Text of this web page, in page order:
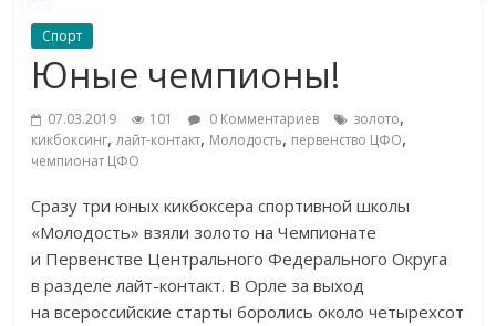
Спорт
Юные чемпионы!
07.03.2019 101 0 Комментариев золото,
кикбоксинг,лайт-контакт, Молодость, первенство ЦФО,
чемпионат ЦФО
Сразу три юных кикбоксера спортивной школы
«Молодость» взяли золото на Чемпионате
и Первенстве Центрального Федерального Округа
в разделе лайт-контакт. В Орле за выход
на всероссийские старты боролись около четырехсот